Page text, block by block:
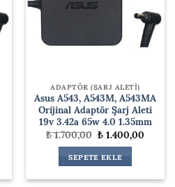
ADAPTÖR (ŞARJ ALETİ)
Asus A543, A543M, A543MA
Orijinal Adaptör Şarj Aleti
19v 3.42a 65w 4.0 1.35mm
₺1.700,00Orijinal
fiyat:
₺ 1.700,00.
₺1.400,00Şu
SEPETE EKLE